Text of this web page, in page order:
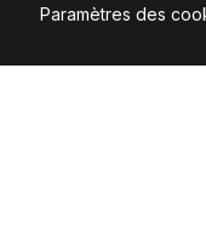
Paramètres des